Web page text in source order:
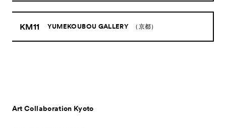
KM11 YUMEKOUBOU GALLERY （京都）
Art Collaboration Kyoto